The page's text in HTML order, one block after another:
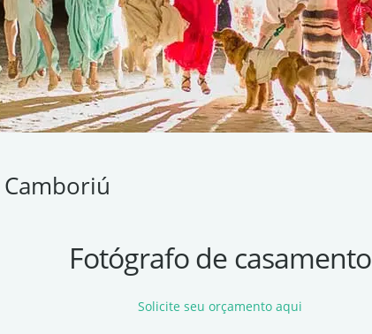
Fotógrafo de casamento
Solicite seu orçamento aqui